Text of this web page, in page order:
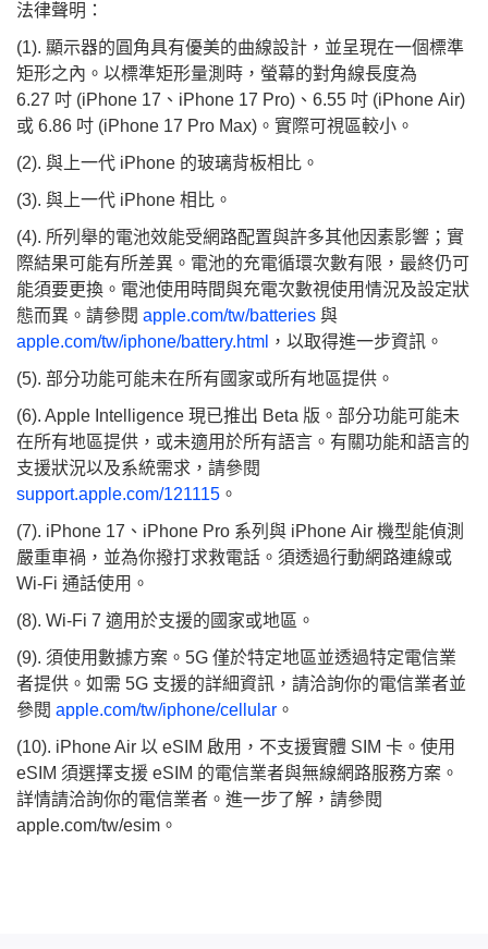
法律聲明：
(1). 顯示器的圓角具有優美的曲線設計，並呈現在一個標準
矩形之內。以標準矩形量測時，螢幕的對角線長度為
6.27 吋 (iPhone 17、iPhone 17 Pro)、6.55 吋 (iPhone Air)
或 6.86 吋 (iPhone 17 Pro Max)。實際可視區較小。
(2). 與上一代 iPhone 的玻璃背板相比。
(3). 與上一代 iPhone 相比。
(4). 所列舉的電池效能受網路配置與許多其他因素影響；實
際結果可能有所差異。電池的充電循環次數有限，最終仍可
能須要更換。電池使用時間與充電次數視使用情況及設定狀
態而異。請參閱 apple.com/tw/batteries 與
apple.com/tw/iphone/battery.html ，以取得進一步資訊。
(5). 部分功能可能未在所有國家或所有地區提供。
(6). Apple Intelligence 現已推出 Beta 版。部分功能可能未
在所有地區提供，或未適用於所有語言。有關功能和語言的
支援狀況以及系統需求，請參閱
support.apple.com/121115 。
(7). iPhone 17、iPhone Pro 系列與 iPhone Air 機型能偵測
嚴重車禍，並為你撥打求救電話。須透過行動網路連線或
Wi-Fi 通話使用。
(8). Wi‑Fi 7 適用於支援的國家或地區。
(9). 須使用數據方案。5G 僅於特定地區並透過特定電信業
者提供。如需 5G 支援的詳細資訊，請洽詢你的電信業者並
參閱 apple.com/tw/iphone/cellular 。
(10). iPhone Air 以 eSIM 啟用，不支援實體 SIM 卡。使用
eSIM 須選擇支援 eSIM 的電信業者與無線網路服務方案。
詳情請洽詢你的電信業者。進一步了解，請參閱
apple.com/tw/esim。